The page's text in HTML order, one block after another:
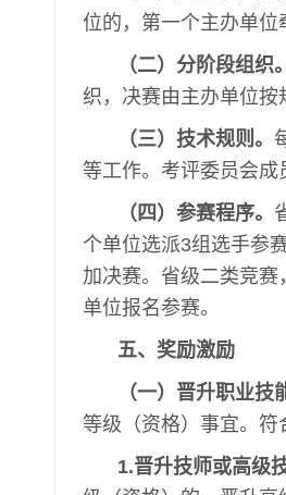
位的，第一个主办单
（二）分阶段组织
织，决赛由主办单位
（三）技术规则。
等工作。考评委员会
（四）参赛程序。
个单位选派3组选手参
加决赛。省级二类竞
单位报名参赛。
五、奖励激励
（一）晋升职业
等级（资格）事宜。
1.晋升技师或高级